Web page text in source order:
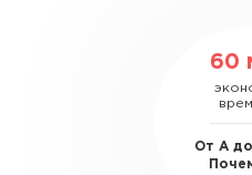
60
От А